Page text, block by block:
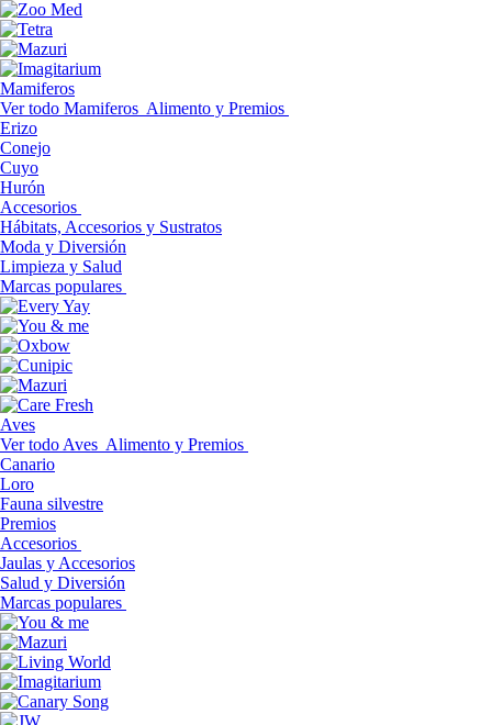
Mamiferos
Ver todo Mamiferos Alimento y Premios
Erizo
Conejo
Cuyo
Hurón
Accesorios
Hábitats, Accesorios y Sustratos
Moda y Diversión
Limpieza y Salud
Marcas populares
Aves
Ver todo Aves Alimento y Premios
Canario
Loro
Fauna silvestre
Premios
Accesorios
Jaulas y Accesorios
Salud y Diversión
Marcas populares